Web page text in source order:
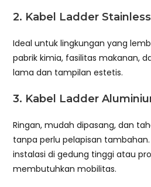
2. Kabel Ladder
Ideal untuk lingkungan yang
pabrik kimia, fasilitas makanan,
lama dan tampilan estetis.
3. Kabel Ladder
Ringan, mudah dipasang, dan
tanpa perlu pelapisan
instalasi di gedung tinggi atau
membutuhkan mobilitas.